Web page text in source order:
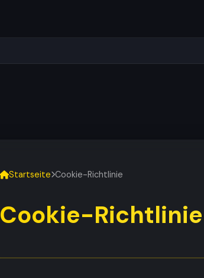
Startseite Cookie-Richtlinie
Cookie-Richtlinie